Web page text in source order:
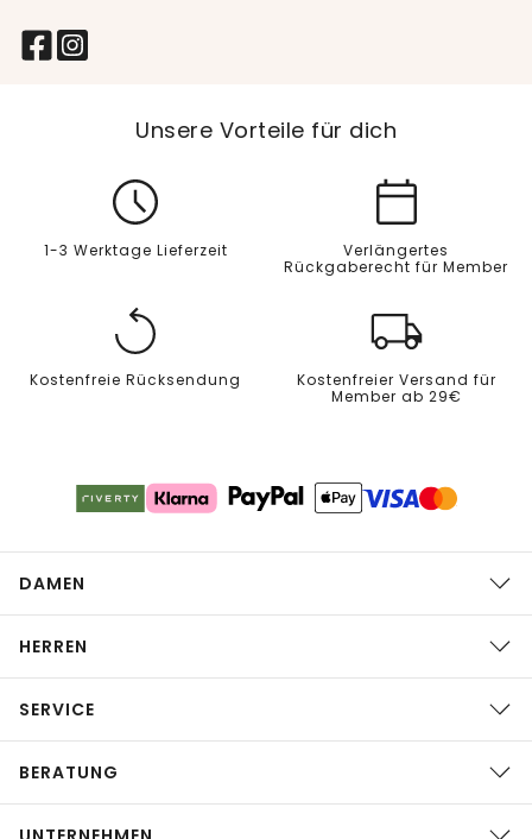
Unsere Vorteile für dich
1-3 Werktage Lieferzeit
Verlängertes
Rückgaberecht für Member
Kostenfreie Rücksendung
Kostenfreier Versand für
Member ab 29€
DAMEN
HERREN
SERVICE
BERATUNG